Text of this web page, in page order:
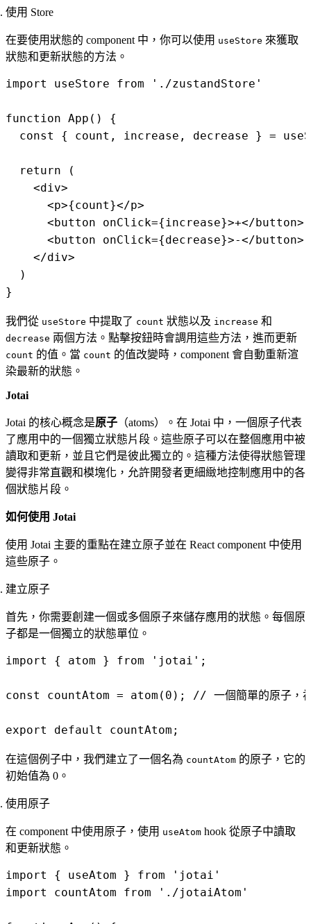
使用 Store
在要使用狀態的 component 中，你可以使用 useStore 來獲取
狀態和更新狀態的方法。
import useStore from './zustandStore'
function App() {
const { count, increase, decrease } =
  return (
    <div>
      <p>{count}</p>
      <button onClick={increase}>+</button>
      <button onClick={decrease}>-</button>
    </div>
  )
我們從 useStore 中提取了 count 狀態以及 increase 和
decrease 兩個方法。點擊按鈕時會調用這些方法，進而更新
count 的值。當 count 的值改變時，component 會自動重新渲
染最新的狀態。
Jotai
Jotai 的核心概念是原子 （atoms）。在 Jotai 中，一個原子代表
了應用中的一個獨立狀態片段。這些原子可以在整個應用中被
讀取和更新，並且它們是彼此獨立的。這種方法使得狀態管理
變得非常直觀和模塊化，允許開發者更細緻地控制應用中的各
個狀態片段。
如何使用 Jotai
使用 Jotai 主要的重點在建立原子並在 React component 中使用
這些原子。
建立原子
首先，你需要創建一個或多個原子來儲存應用的狀態。每個原
子都是一個獨立的狀態單位。
import { atom } from 'jotai';
const countAtom = atom(0); // 一個簡單的原子，初
在這個例子中，我們建立了一個名為 countAtom 的原子，它的
初始值為 0。
使用原子
在 component 中使用原子，使用 useAtom hook 從原子中讀取
和更新狀態。
import { useAtom } from 'jotai'
import countAtom from './jotaiAtom'